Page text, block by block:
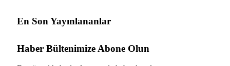
En Son Yayınlananlar
Haber Bültenimize Abone Olun